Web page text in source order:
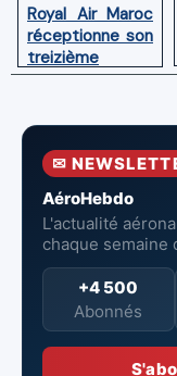
Royal Air Maroc
réceptionne son
treizième
Boeing 787
✉
AéroHebdo
L'actualité
chaque semaine
+4 500
Abonnés